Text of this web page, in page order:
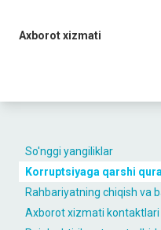
So'nggi yangiliklar
Korruptsiyaga qarshi
Rahbariyatning chiqish va
Axborot xizmati kontaktlari
Axborot xizmati